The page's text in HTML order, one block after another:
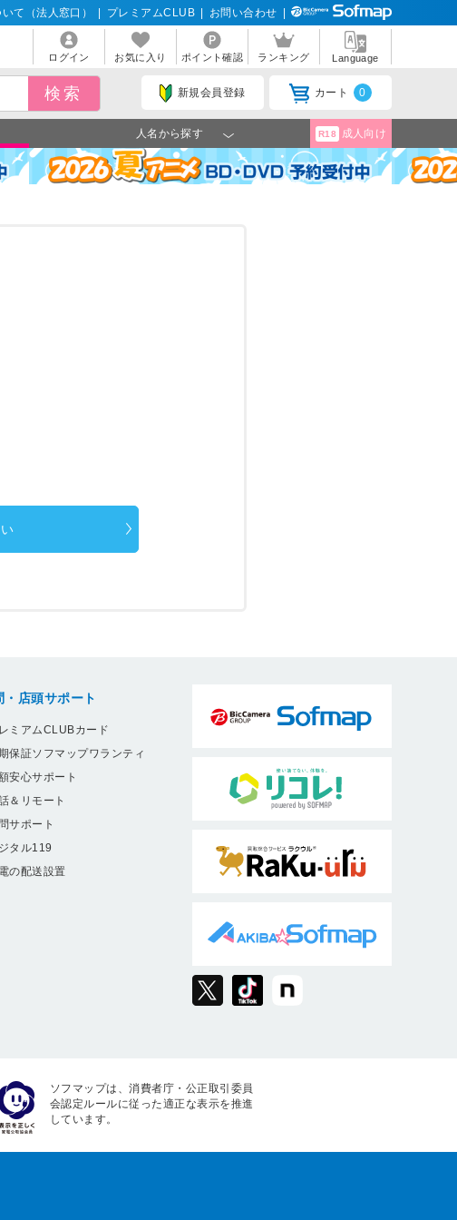
て（法人窓口） プレミアムCLUB お問い合わせ
ログイン お気に入り ポイント確認 ランキング Language
新規会員登録 カート 0
人名から探す R18 成人向け
・店頭サポート
ミアムCLUBカード
保証ソフマップワランティ
安心サポート
＆リモート
サポート
タル119
の配送設置
ソフマップは、消費者庁・公正取引委員
会認定ルールに従った適正な表示を推進
しています。